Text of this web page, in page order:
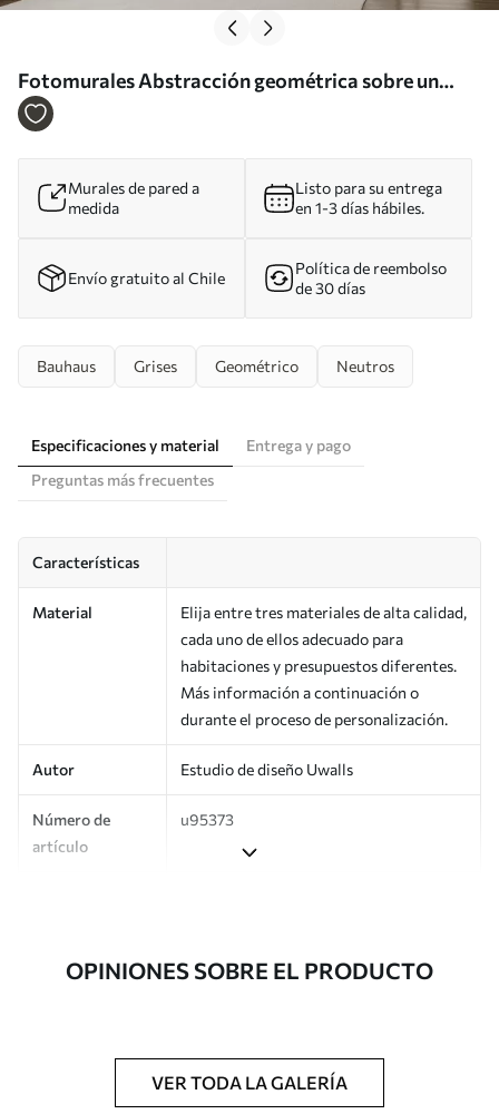
Fotomurales Abstracción geométrica sobre un
fondo de mármol en colores pastel Nr. u95373
Murales de pared a
medida
Listo para su entrega
en 1-3 días hábiles.
Envío gratuito al Chile
Política de reembolso
de 30 días
Bauhaus Grises Geométrico Neutros
Especificaciones y material
Entrega y pago
Preguntas más frecuentes
Características
Material
Elija entre tres materiales de alta calidad,
cada uno de ellos adecuado para
habitaciones y presupuestos diferentes.
Más información a continuación o
durante el proceso de personalización.
Autor Estudio de diseño Uwalls
Número de
artículo
u95373
Adicionalmente
Disponible con recubrimiento de barniz
esponja suave. Los murales de pared con
recubrimiento de barniz pueden
OPINIONES SOBRE EL PRODUCTO
VER TODA LA GALERÍA